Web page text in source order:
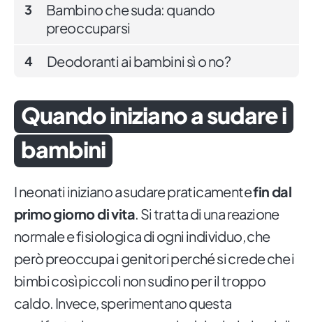
3
Bambino che suda: quando
preoccuparsi
4 Deodoranti ai bambini sì o no?
Quando iniziano a sudare i
bambini
I neonati iniziano a sudare praticamentefin dal
primo giorno di vita. Si tratta di una reazione
normale e fisiologica di ogni individuo, che
però preoccupa i genitori perché si crede che i
bimbi così piccoli non sudino per il troppo
caldo. Invece, sperimentano questa